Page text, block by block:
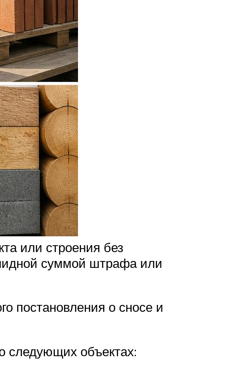
или строения без
суммой штрафа или
постановления о сносе и
следующих объектах: